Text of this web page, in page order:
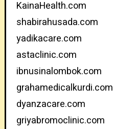
KainaHealth.com
shabirahusada.com
yadikacare.com
astaclinic.com
ibnusinalombok.com
grahamedicalkurdi.com
dyanzacare.com
griyabromoclinic.com